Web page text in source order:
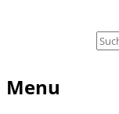
Menu